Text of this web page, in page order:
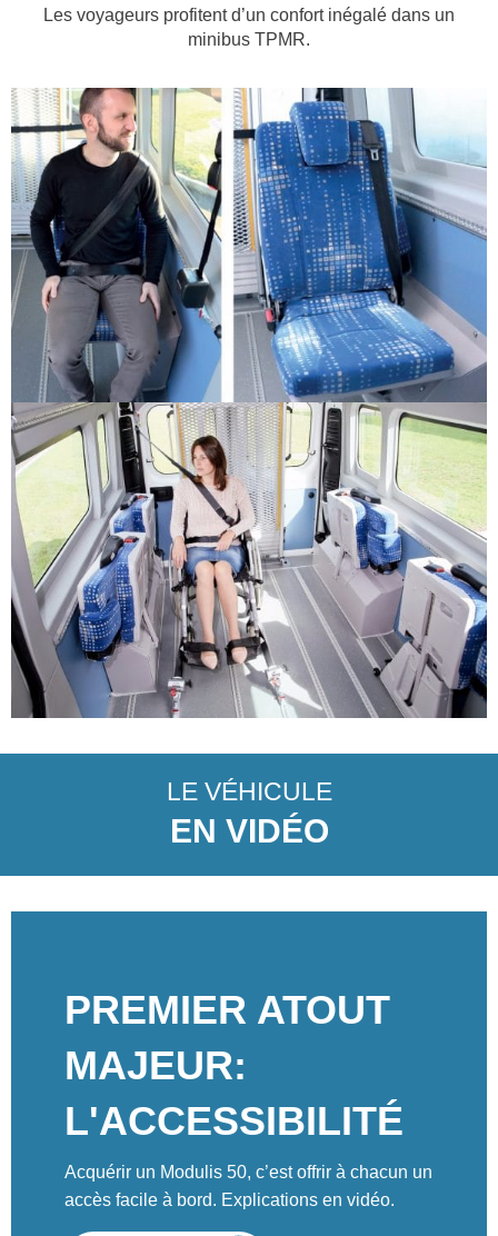
Les voyageurs profitent d’un confort inégalé dans un
minibus TPMR.
LE VÉHICULE
EN VIDÉO
PREMIER ATOUT
MAJEUR:
L'ACCESSIBILITÉ
Acquérir un Modulis 50, c’est offrir à chacun un
accès facile à bord. Explications en vidéo.